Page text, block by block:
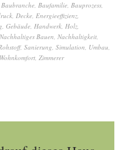
Baubranche, Baufamilie, Bauprozess,
, Decke, Energieeffizienz,
, Gebäude, Handwerk, Holz,
Nachhaltiges Bauen, Nachhaltigkeit,
, Sanierung, Simulation, Umbau,
Wohnkomfort, Zimmerer